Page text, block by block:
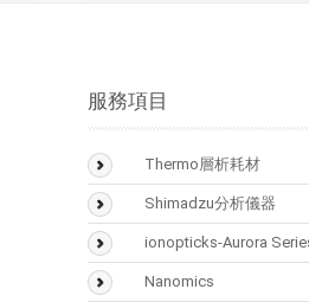
服務項目
Thermo層析耗材
BioLC Column
SMART Digest Kit
CX-1 pH Gradient
Shimadzu分析儀器
氣相層析儀(GC)
氣相層析質譜儀
ionopticks-Aurora
Nanomics